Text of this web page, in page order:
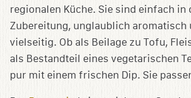
regionalen Küche. Sie sind einfach in
Zubereitung, unglaublich aromatisch
vielseitig. Ob als Beilage zu Tofu,
als Bestandteil eines vegetarischen
pur mit einem frischen Dip. Sie